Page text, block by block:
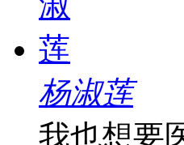
杨淑莲
我也想要